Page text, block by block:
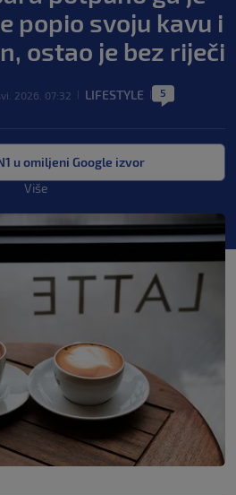
popio svoju kavu i
ostao je bez riječi
2026. 07:32 LIFESTYLE 5
u omiljeni Google izvor
Više